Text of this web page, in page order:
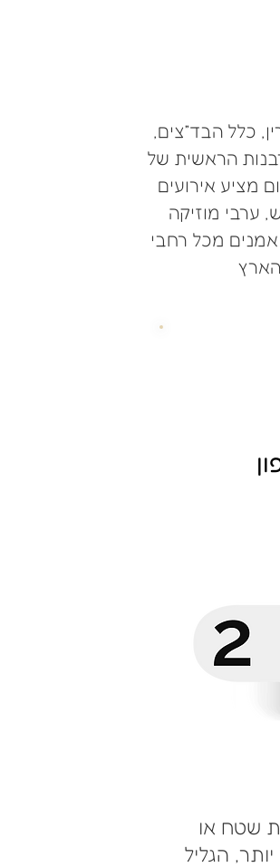
כלל הבד״צים,
הראשית של
מציע אירועים
איש, ערבי מוזיקה
אמנים מכל רחבי
הארץ
שטח או
הגליל